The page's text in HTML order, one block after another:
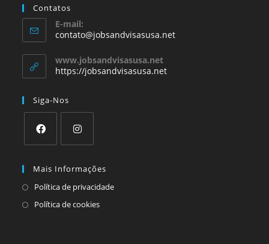
Contatos
E-mail:
contato@jobsandvisasusa.net
www.jobsandvisasusa.net
https://jobsandvisasusa.net
Siga-Nos
Mais Informações
Política de privacidade
Política de cookies